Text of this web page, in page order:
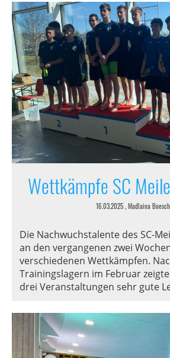
Wettkämpfe SC
16.03.2025, Madlaina Boesch
Die Nachwuchstalente des SC-
an den vergangenen zwei
verschiedenen Wettkämpfen.
Trainingslagern im Februar
drei Veranstaltungen sehr gute